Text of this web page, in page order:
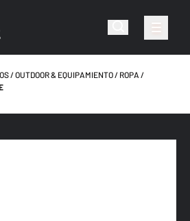
OUTDOOR & EQUIPAMIENTO
ROPA